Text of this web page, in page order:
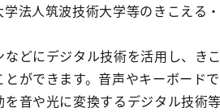
法人筑波技術大学等のきこえる
どにデジタル技術を活用し、き
ができます。音声やキーボード
音や光に変換するデジタル技術